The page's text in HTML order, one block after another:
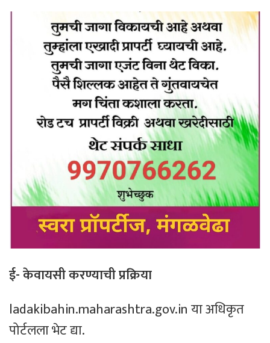
ई- केवायसी करण्याची प्रक्रिया
ladakibahin.maharashtra.gov.in या अधिकृत
पोर्टलला भेट द्या.